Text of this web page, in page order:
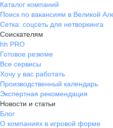
Каталог компаний
Поиск по вакансиям в Великой
Сетка: соцсеть для нетворкинга
Соискателям
hh PRO
Готовое резюме
Все сервисы
Хочу у вас работать
Производственный календарь
Экспертная рекомендация
Новости и статьи
Блог
О компаниях в игровой форме